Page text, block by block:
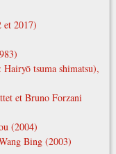
et 2017)
tsuma shimatsu),
et Bruno Forzani
(2004)
Bing (2003)